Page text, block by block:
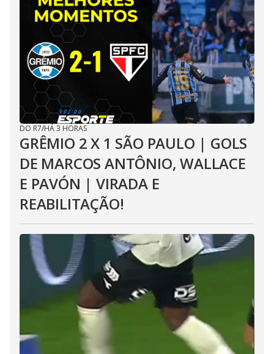
DO R7/HÁ 3 HORAS
GRÊMIO 2 X 1 SÃO PAULO | GOLS
DE MARCOS ANTÔNIO, WALLACE
E PAVÓN | VIRADA E
REABILITAÇÃO!